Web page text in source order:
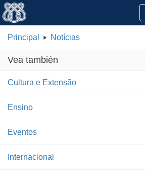
Principal Notícias
Vea también
Cultura e Extensão
Ensino
Eventos
Internacional